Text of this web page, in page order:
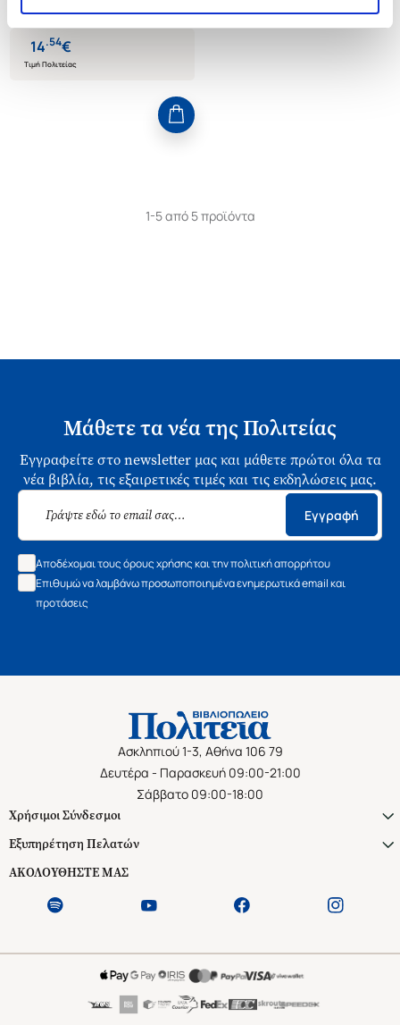
14.54€
Τιμή Πολιτείας
1-5 από 5 προϊόντα
Μάθετε τα νέα της Πολιτείας
Εγγραφείτε στο newsletter μας και μάθετε πρώτοι όλα τα
νέα βιβλία, τις εξαιρετικές τιμές και τις εκδηλώσεις μας.
Εγγραφή
Αποδέχομαι τους όρους χρήσης και την πολιτική απορρήτου
Επιθυμώ να λαμβάνω προσωποποιημένα ενημερωτικά email και
προτάσεις
Ασκληπιού 1-3, Αθήνα 106 79
Δευτέρα - Παρασκευή 09:00-21:00
Σάββατο 09:00-18:00
Χρήσιμοι Σύνδεσμοι
Εξυπηρέτηση Πελατών
ΑΚΟΛΟΥΘΗΣΤΕ ΜΑΣ